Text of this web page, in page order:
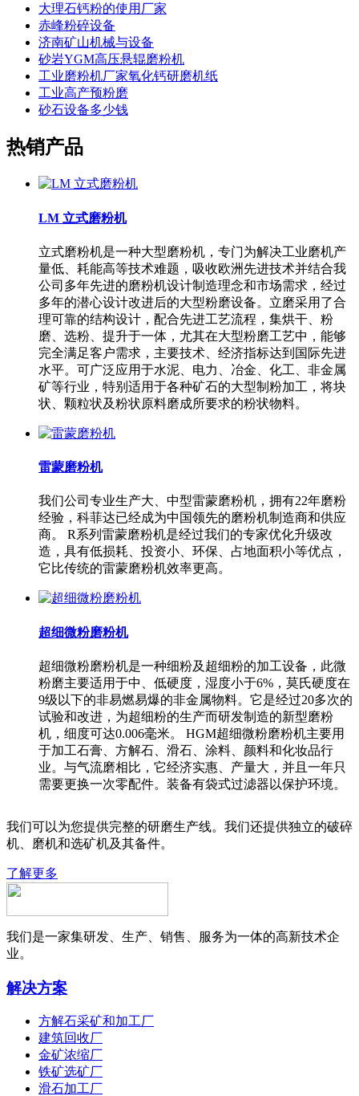
大理石钙粉的使用厂家
赤峰粉碎设备
济南矿山机械与设备
砂岩YGM高压悬辊磨粉机
工业磨粉机厂家氧化钙研磨机纸
工业高产预粉磨
砂石设备多少钱
热销产品
LM 立式磨粉机
立式磨粉机是一种大型磨粉机，专门为解决工业磨机产
量低、耗能高等技术难题，吸收欧洲先进技术并结合我
公司多年先进的磨粉机设计制造理念和市场需求，经过
多年的潜心设计改进后的大型粉磨设备。立磨采用了合
理可靠的结构设计，配合先进工艺流程，集烘干、粉
磨、选粉、提升于一体，尤其在大型粉磨工艺中，能够
完全满足客户需求，主要技术、经济指标达到国际先进
水平。可广泛应用于水泥、电力、冶金、化工、非金属
矿等行业，特别适用于各种矿石的大型制粉加工，将块
状、颗粒状及粉状原料磨成所要求的粉状物料。
雷蒙磨粉机
我们公司专业生产大、中型雷蒙磨粉机，拥有22年磨粉
经验，科菲达已经成为中国领先的磨粉机制造商和供应
商。 R系列雷蒙磨粉机是经过我们的专家优化升级改
造，具有低损耗、投资小、环保、占地面积小等优点，
它比传统的雷蒙磨粉机效率更高。
超细微粉磨粉机
超细微粉磨粉机是一种细粉及超细粉的加工设备，此微
粉磨主要适用于中、低硬度，湿度小于6%，莫氏硬度在
9级以下的非易燃易爆的非金属物料。它是经过20多次的
试验和改进，为超细粉的生产而研发制造的新型磨粉
机，细度可达0.006毫米。 HGM超细微粉磨粉机主要用
于加工石膏、方解石、滑石、涂料、颜料和化妆品行
业。与气流磨相比，它经济实惠、产量大，并且一年只
需要更换一次零配件。装备有袋式过滤器以保护环境。
我们可以为您提供完整的研磨生产线。我们还提供独立的破碎
机、磨机和选矿机及其备件。
了解更多
我们是一家集研发、生产、销售、服务为一体的高新技术企
业。
解决方案
方解石采矿和加工厂
建筑回收厂
金矿浓缩厂
铁矿选矿厂
滑石加工厂